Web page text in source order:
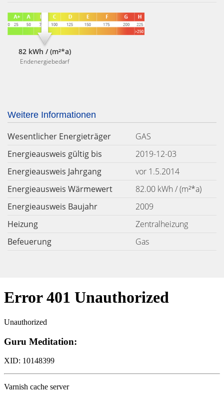
82 kWh / (m²*a)
Endenergiebedarf
Weitere Informationen
Wesentlicher Energieträger
GAS
Energieausweis gültig bis
2019-12-03
Energieausweis Jahrgang
vor 1.5.2014
Energieausweis Wärmewert
82.00 kWh / (m²*a)
Energieausweis Baujahr
2009
Heizung
Zentralheizung
Befeuerung
Gas